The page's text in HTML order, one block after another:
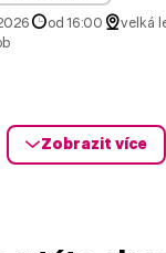
od 16:00
velká
Zobrazit více